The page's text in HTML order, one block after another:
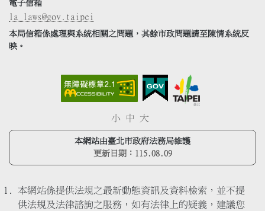
電子信箱
la_laws@gov.taipei
本局信箱係處理與系統相關之問題，其餘市政問題請至陳情系統反
映。
小 中 大
本網站由臺北市政府法務局維護
更新日期： 115.08.09
本網站係提供法規之最新動態資訊及資料檢索，並不提
供法規及法律諮詢之服務，如有法律上的疑義，建議您